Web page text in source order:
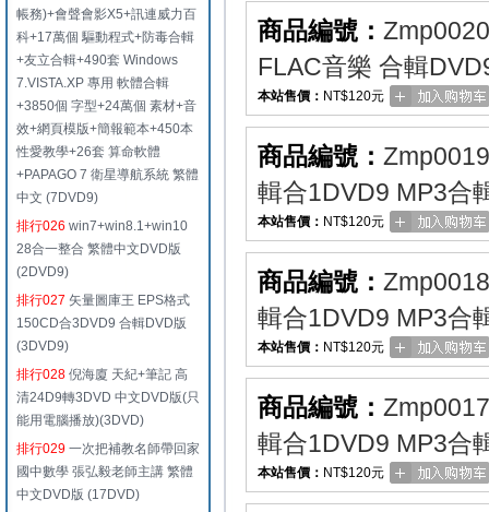
帳務)+會聲會影X5+訊連威力百
科+17萬個 驅動程式+防毒合輯
+友立合輯+490套 Windows
7.VISTA.XP 專用 軟體合輯
+3850個 字型+24萬個 素材+音
效+網頁模版+簡報範本+450本
性愛教學+26套 算命軟體
+PAPAGO 7 衛星導航系統 繁體
中文 (7DVD9)
排行026 win7+win8.1+win10
28合一整合 繁體中文DVD版
(2DVD9)
排行027 矢量圖庫王 EPS格式
150CD合3DVD9 合輯DVD版
(3DVD9)
排行028 倪海廈 天紀+筆記 高
清24D9轉3DVD 中文DVD版(只
能用電腦播放)(3DVD)
排行029 一次把補教名師帶回家
國中數學 張弘毅老師主講 繁體
中文DVD版 (17DVD)
商品編號： Zmp0020
FLAC音樂 合輯
本站售價： NT$120元
商品編號： Zmp0019
輯合1DVD9 MP3合
本站售價： NT$120元
商品編號： Zmp0018
輯合1DVD9 MP3合
本站售價： NT$120元
商品編號： Zmp0017
輯合1DVD9 MP3合
本站售價： NT$120元